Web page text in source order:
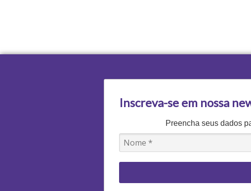
Inscreva-se em nossa
Preencha seus dados